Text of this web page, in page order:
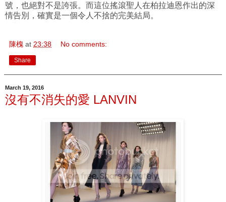
號，也絕對不是誇張。而這位搖滾聖人在柏拉迪恩作出的深
情告別，確實是一個令人不捨的完美結局。
陳槐 at 23:38 No comments:
Share
March 19, 2016
沒有不消失的愛 LANVIN